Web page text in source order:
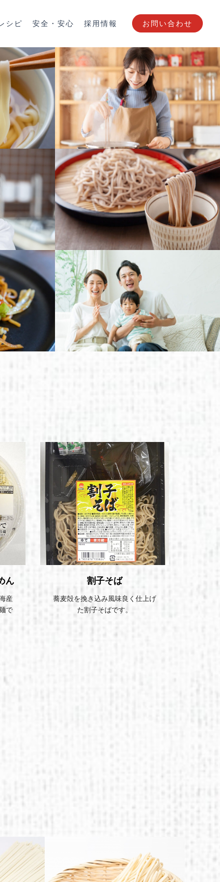
シピ 安全・安心 採用情報 お問い合わせ
ん
産
で
割子そば
蕎麦殻を挽き込み風味良く仕上げ
た割子そばです。
讃
香川